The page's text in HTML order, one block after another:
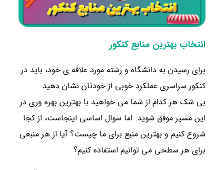
انتخاب بهترین منابع کنکور
برای رسیدن به دانشگاه و رشته مورد علاقه ی خود، باید در
کنکور سراسری عملکرد خوبی از خودتان نشان دهید.
بی شک هر کدام از شما می خواهید با بهترین بهره وری در
این مسیر موفق شوید. اما سوال اساسی اینجاست، از کجا
شروع کنیم و بهترین منبع برای ما چیست؟ آیا از هر منبعی
برای هر سطحی می توانیم استفاده کنیم؟